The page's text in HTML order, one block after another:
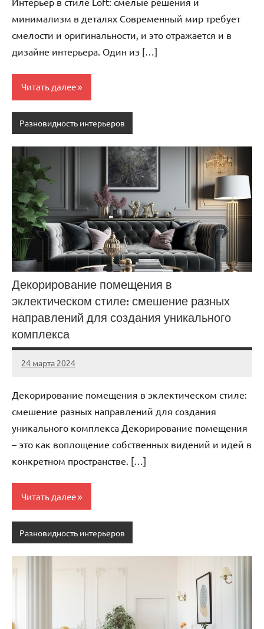
минимализм в деталях Современный мир требует
смелости и оригинальности, и это отражается и в
дизайне интерьера. Один из […]
Читать далее
Разновидность интерьеров
Декорирование помещения в
эклектическом стиле: смешение разных
направлений для создания уникального
комплекса
24 марта 2024
stroyka_sl_r
Нет
Декорирование помещения в эклектическом стиле:
смешение разных направлений для создания
уникального комплекса Декорирование помещения
– это как воплощение собственных видений и идей в
конкретном пространстве. […]
Читать далее
Разновидность интерьеров